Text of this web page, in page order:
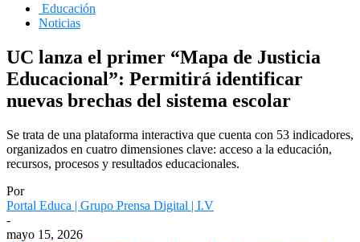
Educación
Noticias
UC lanza el primer “Mapa de Justicia
Educacional”: Permitirá identificar
nuevas brechas del sistema escolar
Se trata de una plataforma interactiva que cuenta con 53 indicadores,
organizados en cuatro dimensiones clave: acceso a la educación,
recursos, procesos y resultados educacionales.
Por
Portal Educa | Grupo Prensa Digital | I.V
-
mayo 15, 2026